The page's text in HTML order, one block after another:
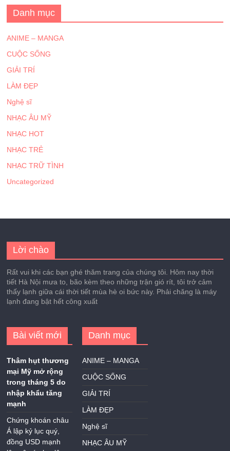
Danh mục
ANIME – MANGA
CUỘC SỐNG
GIẢI TRÍ
LÀM ĐẸP
Nghệ sĩ
NHẠC ÂU MỸ
NHẠC HOT
NHẠC TRẺ
NHẠC TRỮ TÌNH
Uncategorized
Lời chào
Rất vui khi các bạn ghé thăm trang của chúng tôi. Hôm nay thời
tiết Hà Nội mưa to, bão kèm theo những trận gió rít, tôi trở cảm
thấy lạnh giữa cái thời tiết mùa hè oi bức này. Phải chăng là máy
lạnh đang bật hết công xuất
Bài viết mới
Thâm hụt thương
mại Mỹ mở rộng
trong tháng 5 do
nhập khẩu tăng
mạnh
Chứng khoán châu
Á lập kỷ lục quý,
đồng USD mạnh
Danh mục
ANIME – MANGA
CUỘC SỐNG
GIẢI TRÍ
LÀM ĐẸP
Nghệ sĩ
NHẠC ÂU MỸ